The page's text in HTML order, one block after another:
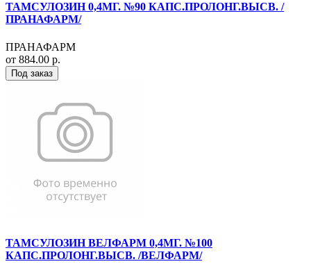
ТАМСУЛОЗИН 0,4МГ. №90 КАПС.ПРОЛОНГ.ВЫСВ. /
ПРАНАФАРМ/
ПРАНАФАРМ
от 884.00 р.
Под заказ
ТАМСУЛОЗИН ВЕЛФАРМ 0,4МГ. №100
КАПС.ПРОЛОНГ.ВЫСВ. /ВЕЛФАРМ/